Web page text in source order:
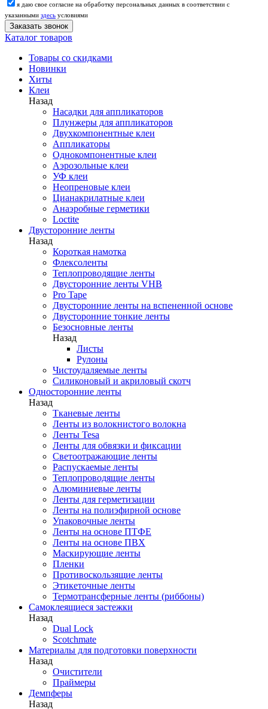
я даю свое согласие на обработку персональных данных в соответствии с
указанными здесь условиями
Каталог товаров
Товары со скидками
Новинки
Хиты
Клеи
Назад
Насадки для аппликаторов
Плунжеры для аппликаторов
Двухкомпонентные клеи
Аппликаторы
Однокомпонентные клеи
Аэрозольные клеи
УФ клеи
Неопреновые клеи
Цианакрилатные клеи
Анаэробные герметики
Loctite
Двусторонние ленты
Назад
Короткая намотка
Флексоленты
Теплопроводящие ленты
Двусторонние ленты VHB
Pro Tape
Двусторонние ленты на вспененной основе
Двусторонние тонкие ленты
Безосновные ленты
Назад
Листы
Рулоны
Чистоудаляемые ленты
Силиконовый и акриловый скотч
Односторонние ленты
Назад
Тканевые ленты
Ленты из волокнистого волокна
Ленты Tesa
Ленты для обвязки и фиксации
Светоотражающие ленты
Распускаемые ленты
Теплопроводящие ленты
Алюминиевые ленты
Ленты для герметизации
Ленты на полиэфирной основе
Упаковочные ленты
Ленты на основе ПТФЕ
Ленты на основе ПВХ
Маскирующие ленты
Пленки
Противоскользящие ленты
Этикеточные ленты
Термотрансферные ленты (риббоны)
Cамоклеящиеся застежки
Назад
Dual Lock
Scotchmate
Материалы для подготовки поверхности
Назад
Очистители
Праймеры
Демпферы
Назад